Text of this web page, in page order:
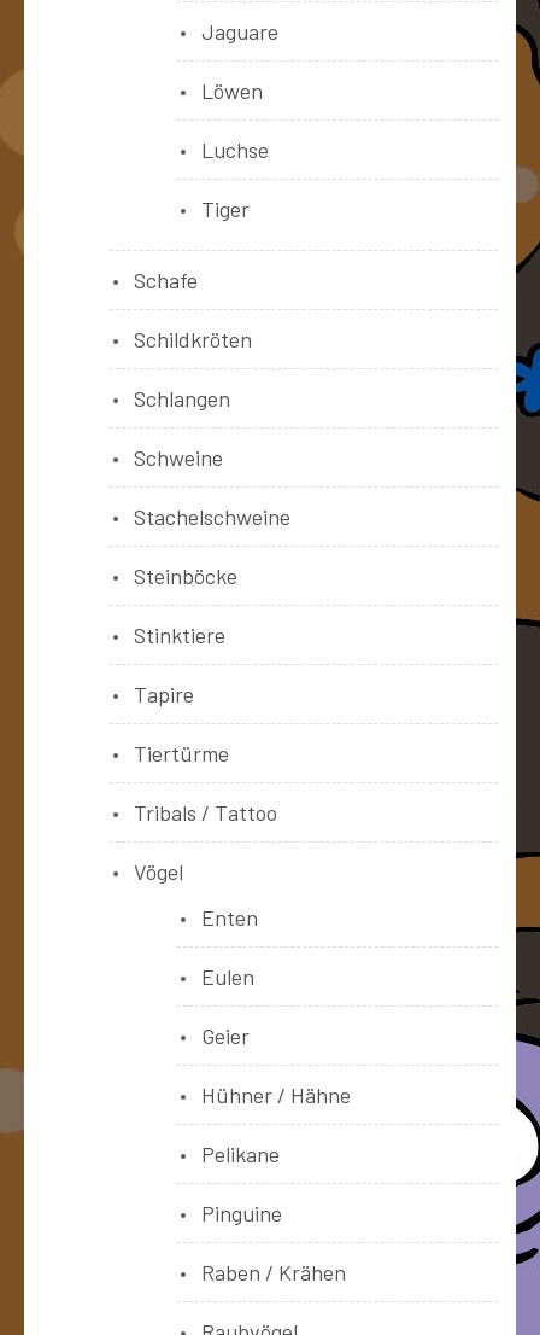
Jaguare
Löwen
Luchse
Tiger
Schafe
Schildkröten
Schlangen
Schweine
Stachelschweine
Steinböcke
Stinktiere
Tapire
Tiertürme
Tribals / Tattoo
Vögel
Enten
Eulen
Geier
Hühner / Hähne
Pelikane
Pinguine
Raben / Krähen